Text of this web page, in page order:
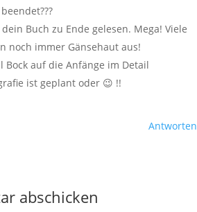
Buch zu Ende gelesen. Mega! Viele
noch immer Gänsehaut aus!
Bock auf die Anfänge im Detail
ist geplant oder 😉 !!
Antworten
abschicken